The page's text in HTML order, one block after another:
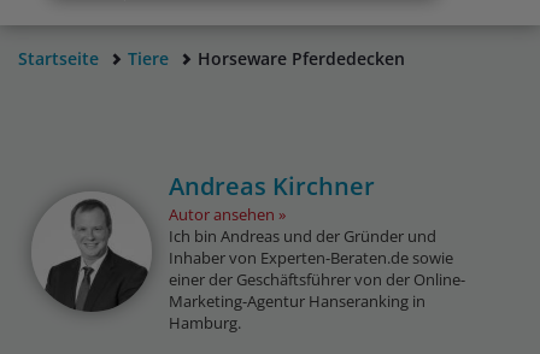
Startseite Tiere Horseware Pferdedecken
Andreas Kirchner
Autor ansehen
Ich bin Andreas und der Gründer und
Inhaber von Experten-Beraten.de sowie
einer der Geschäftsführer von der Online-
Marketing-Agentur Hanseranking in
Hamburg.